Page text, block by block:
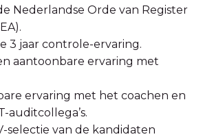
Nederlandse Orde van Register
3 jaar controle-ervaring.
aantoonbare ervaring met
ervaring met het coachen en
auditcollega’s.
selectie van de kandidaten